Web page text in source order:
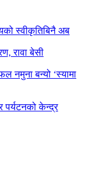
स्वीकृतिबिनै अब
रावा बेसी
नमुना बन्यो ‘स्यामा
पर्यटनको केन्द्र